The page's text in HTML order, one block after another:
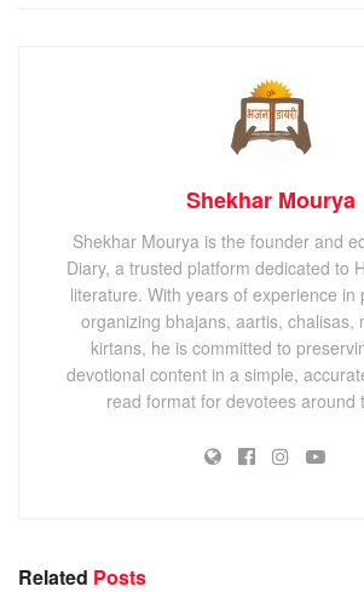
Shekhar Mourya
Shekhar Mourya is the founder and
Diary, a trusted platform dedicated to
literature. With years of experience in
organizing bhajans, aartis, chalisas,
kirtans, he is committed to
devotional content in a simple,
read format for devotees around
Related Posts